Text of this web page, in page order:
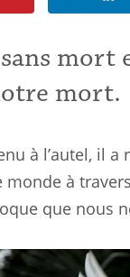
mort
mort.
à l’autel, il
à
que nous